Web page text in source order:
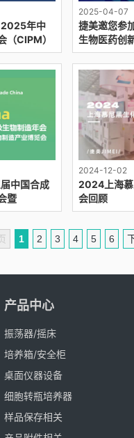
2025年中
（CIPM）
2025-04-07
捷美邀您参
生物医药创
会】，相约
中国合成
暨
物制造产
2024-12-02
2024上海慕
会回顾
1 2 3 4 5 6
产品中心
振荡器/摇床
培养箱/安全柜
桌面仪器设备
细胞转瓶培养器
样品保存相关